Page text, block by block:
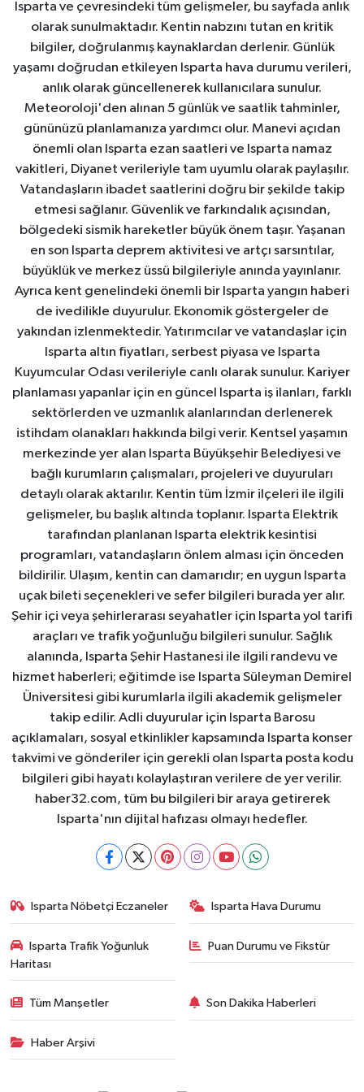
Isparta ve çevresindeki tüm gelişmeler, bu sayfada anlık
olarak sunulmaktadır. Kentin nabzını tutan en kritik
bilgiler, doğrulanmış kaynaklardan derlenir. Günlük
yaşamı doğrudan etkileyen Isparta hava durumu verileri,
anlık olarak güncellenerek kullanıcılara sunulur.
Meteoroloji'den alınan 5 günlük ve saatlik tahminler,
gününüzü planlamanıza yardımcı olur. Manevi açıdan
önemli olan Isparta ezan saatleri ve Isparta namaz
vakitleri, Diyanet verileriyle tam uyumlu olarak paylaşılır.
Vatandaşların ibadet saatlerini doğru bir şekilde takip
etmesi sağlanır. Güvenlik ve farkındalık açısından,
bölgedeki sismik hareketler büyük önem taşır. Yaşanan
en son Isparta deprem aktivitesi ve artçı sarsıntılar,
büyüklük ve merkez üssü bilgileriyle anında yayınlanır.
Ayrıca kent genelindeki önemli bir Isparta yangın haberi
de ivedilikle duyurulur. Ekonomik göstergeler de
yakından izlenmektedir. Yatırımcılar ve vatandaşlar için
Isparta altın fiyatları, serbest piyasa ve Isparta
Kuyumcular Odası verileriyle canlı olarak sunulur. Kariyer
planlaması yapanlar için en güncel Isparta iş ilanları, farklı
sektörlerden ve uzmanlık alanlarından derlenerek
istihdam olanakları hakkında bilgi verir. Kentsel yaşamın
merkezinde yer alan Isparta Büyükşehir Belediyesi ve
bağlı kurumların çalışmaları, projeleri ve duyuruları
detaylı olarak aktarılır. Kentin tüm İzmir ilçeleri ile ilgili
gelişmeler, bu başlık altında toplanır. Isparta Elektrik
tarafından planlanan Isparta elektrik kesintisi
programları, vatandaşların önlem alması için önceden
bildirilir. Ulaşım, kentin can damarıdır; en uygun Isparta
uçak bileti seçenekleri ve sefer bilgileri burada yer alır.
Şehir içi veya şehirlerarası seyahatler için Isparta yol tarifi
araçları ve trafik yoğunluğu bilgileri sunulur. Sağlık
alanında, Isparta Şehir Hastanesi ile ilgili randevu ve
hizmet haberleri; eğitimde ise Isparta Süleyman Demirel
Üniversitesi gibi kurumlarla ilgili akademik gelişmeler
takip edilir. Adli duyurular için Isparta Barosu
açıklamaları, sosyal etkinlikler kapsamında Isparta konser
takvimi ve gönderiler için gerekli olan Isparta posta kodu
bilgileri gibi hayatı kolaylaştıran verilere de yer verilir.
haber32.com, tüm bu bilgileri bir araya getirerek
Isparta'nın dijital hafızası olmayı hedefler.
Isparta Nöbetçi Eczaneler Isparta Hava Durumu
Isparta Trafik Yoğunluk
Haritası
Puan Durumu ve Fikstür
Tüm Manşetler Son Dakika Haberleri
Haber Arşivi